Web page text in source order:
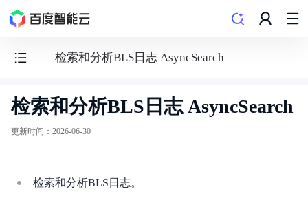
检索和分析BLS日志 AsyncSearch
日
志
BLS
检索和分析BLS日志 AsyncSearch
更新时间 ： 2026-06-30
检索和分析BLS日志。